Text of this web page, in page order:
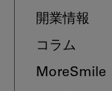
開業情報
コラム
MoreSmile